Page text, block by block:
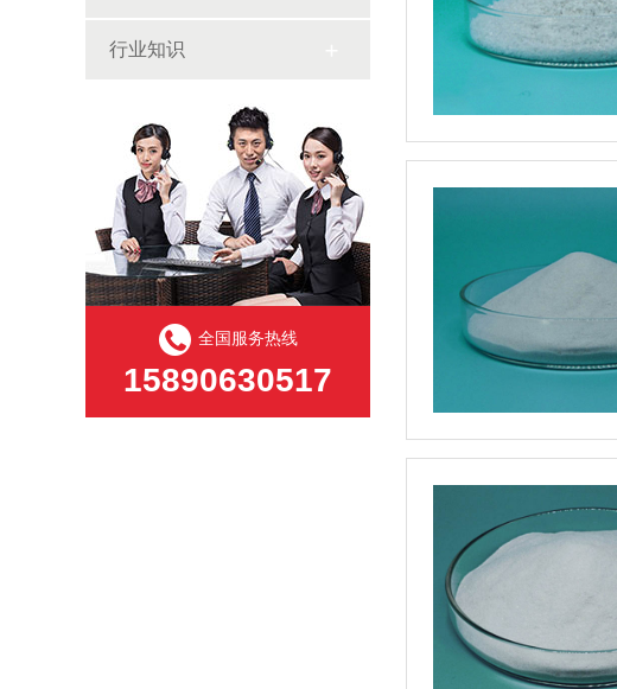
行业知识
全国服务热线
15890630517